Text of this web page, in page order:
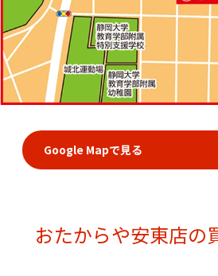
Google Mapで見る
おたからや安東店の